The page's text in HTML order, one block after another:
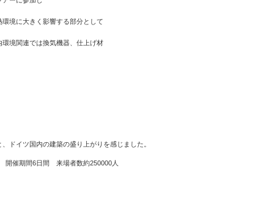
境に大きく影響する部分として
境関連では換気機器、仕上げ材
ドイツ国内の建築の盛り上がりを感じました。
催期間6日間 来場者数約250000人